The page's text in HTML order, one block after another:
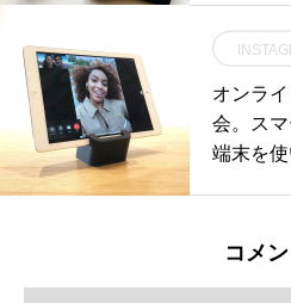
日もよ
したくな
ンにも
クスな
る物を
の珍し
ト
オンラ
会。ス
端末を
シリコ
コメン